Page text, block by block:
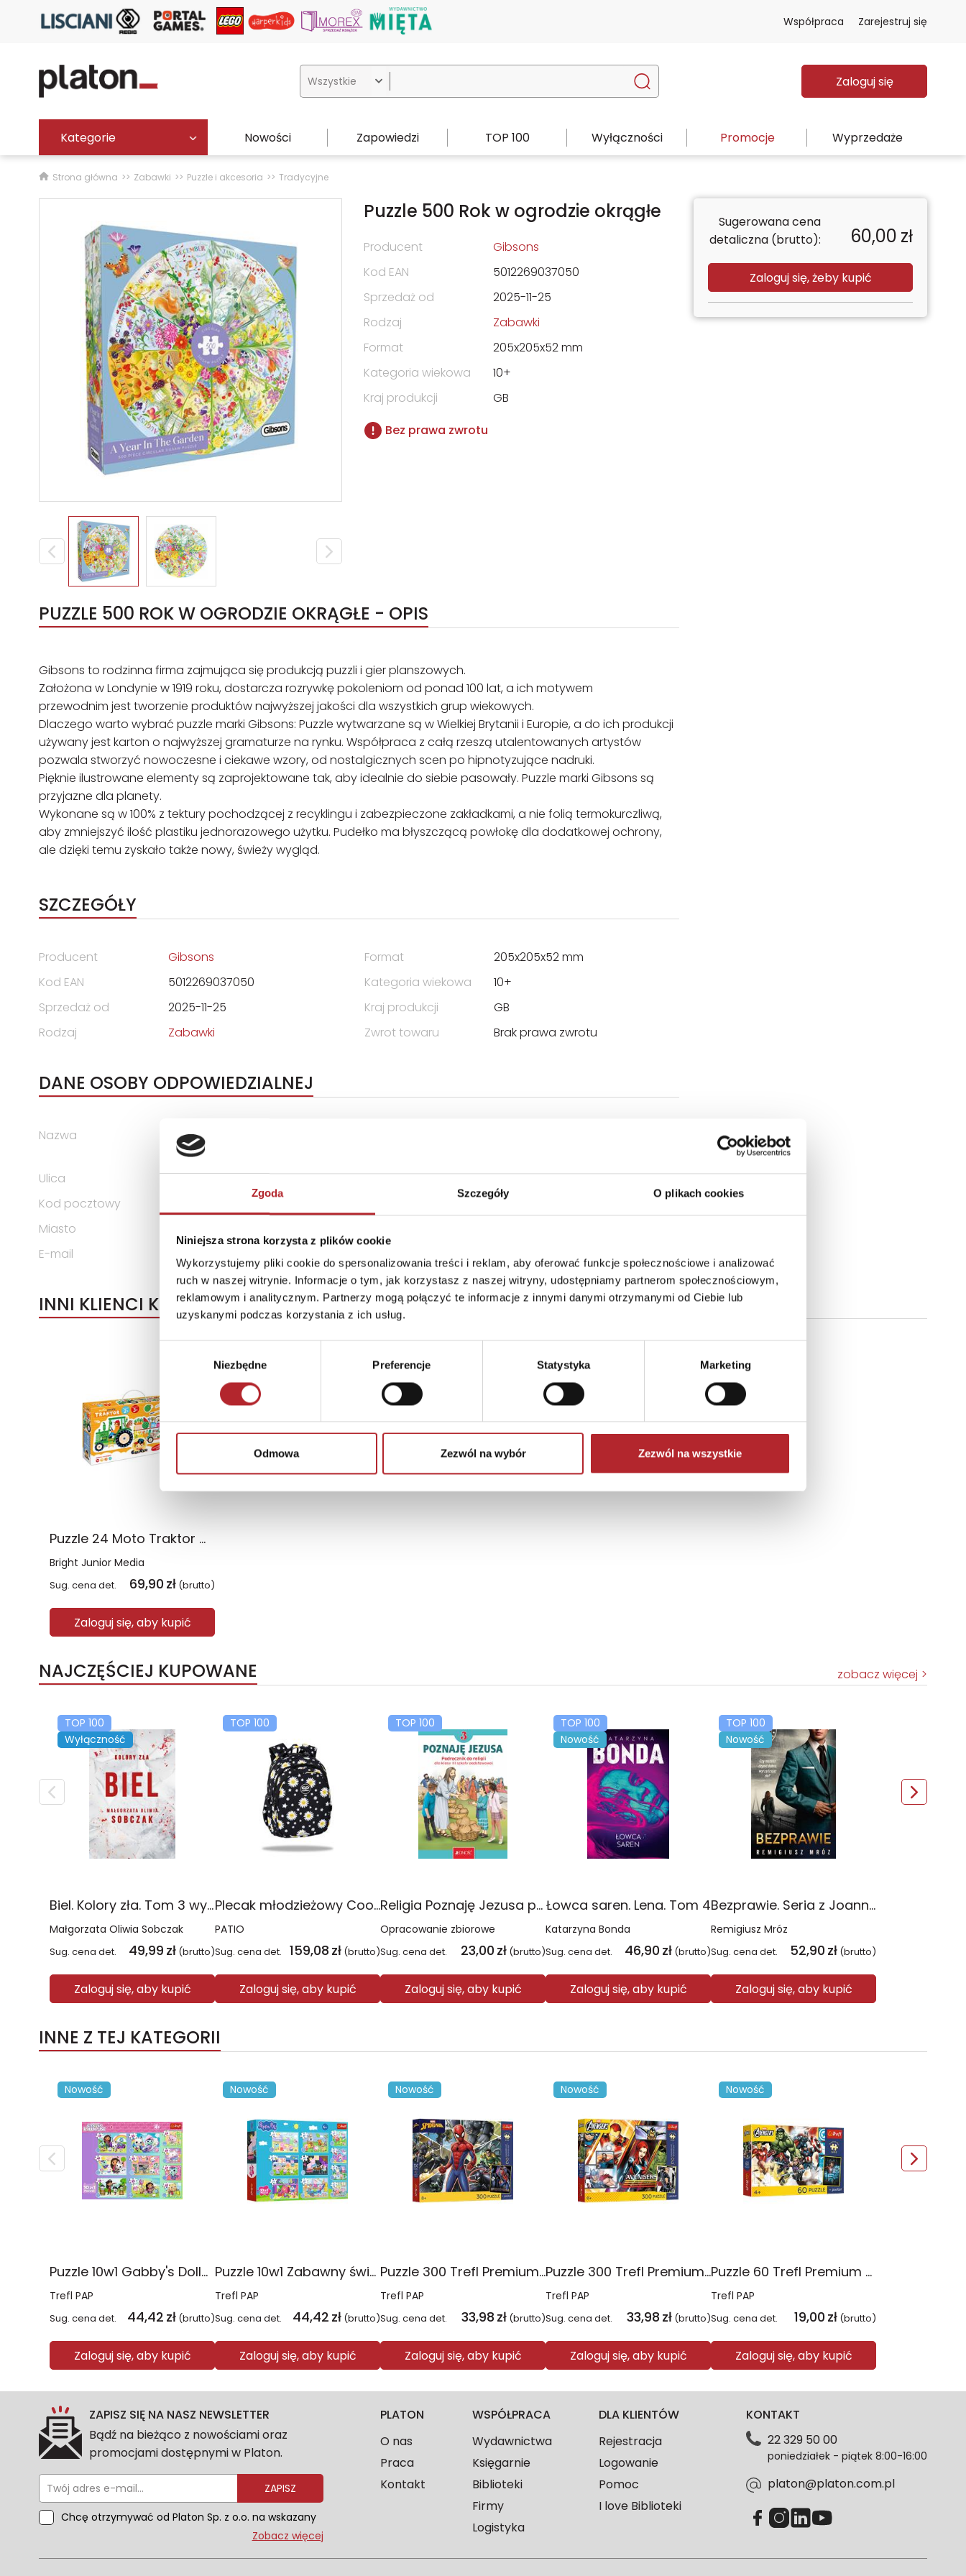
Zgoda Szczegóły O plikach cookies
Niniejsza strona korzysta z plików cookie
Wykorzystujemy pliki cookie do spersonalizowania treści i reklam, aby oferować funkcje społecznościowe i analizować
ruch w naszej witrynie. Informacje o tym, jak korzystasz z naszej witryny, udostępniamy partnerom społecznościowym,
reklamowym i analitycznym. Partnerzy mogą połączyć te informacje z innymi danymi otrzymanymi od Ciebie lub
uzyskanymi podczas korzystania z ich usług.
Niezbędne Preferencje Statystyka Marketing
Odmowa Zezwól na wybór Zezwól na wszystkie
Współpraca Zarejestruj się
 Zaloguj się
Kategorie Nowości Zapowiedzi TOP 100 Wyłączności Promocje Wyprzedaże
Strona główna Zabawki Puzzle i akcesoria Tradycyjne
Puzzle 500 Rok w ogrodzie okrągłe
Producent
Gibsons
Kod EAN
5012269037050
Sprzedaż od
2025-11-25
Rodzaj
Zabawki
Format
205x205x52 mm
Kategoria wiekowa
10+
Kraj produkcji
GB
Bez prawa zwrotu
PUZZLE 500 ROK W OGRODZIE OKRĄGŁE - OPIS
Gibsons to rodzinna firma zajmująca się produkcją puzzli i gier planszowych.
Założona w Londynie w 1919 roku, dostarcza rozrywkę pokoleniom od ponad 100 lat, a ich motywem
przewodnim jest tworzenie produktów najwyższej jakości dla wszystkich grup wiekowych.
Dlaczego warto wybrać puzzle marki Gibsons: Puzzle wytwarzane są w Wielkiej Brytanii i Europie, a do ich produkcji
używany jest karton o najwyższej gramaturze na rynku. Współpraca z całą rzeszą utalentowanych artystów
pozwala stworzyć nowoczesne i ciekawe wzory, od nostalgicznych scen po hipnotyzujące nadruki.
Pięknie ilustrowane elementy są zaprojektowane tak, aby idealnie do siebie pasowały. Puzzle marki Gibsons są
przyjazne dla planety.
Wykonane są w 100% z tektury pochodzącej z recyklingu i zabezpieczone zakładkami, a nie folią termokurczliwą,
aby zmniejszyć ilość plastiku jednorazowego użytku. Pudełko ma błyszczącą powłokę dla dodatkowej ochrony,
ale dzięki temu zyskało także nowy, świeży wygląd.
SZCZEGÓŁY
Producent
Gibsons
Kod EAN
5012269037050
Sprzedaż od
2025-11-25
Rodzaj
Zabawki
Format
205x205x52 mm
Kategoria wiekowa
10+
Kraj produkcji
GB
Zwrot towaru
Brak prawa zwrotu
DANE OSOBY ODPOWIEDZIALNEJ
Nazwa
G3 SPÓŁKA Z OGRANICZONĄ ODPOWIEDZIALNOŚCIĄ SPÓŁKA
KOMANDYTOWA
Ulica
ul. Spółdzielców 18A
Kod pocztowy
Miasto
E-mail
Sugerowana cena
detaliczna (brutto):
60,00 zł
Zaloguj się, żeby kupić
INNI KLIENCI KUPOWALI
Puzzle 24 Moto Traktor CzuCzu
Bright Junior Media
Sug. cena det. 69,90 zł (brutto)
Zaloguj się, aby kupić
NAJCZĘŚCIEJ KUPOWANE zobacz więcej
TOP 100
Wyłączność
Biel. Kolory zła. Tom 3 wyd. 2025
Małgorzata Oliwia Sobczak
Sug. cena det. 49,99 zł (brutto)
Zaloguj się, aby kupić
TOP 100
Plecak młodzieżowy Coolpack Jerry Daisy Black
PATIO
Sug. cena det. 159,08 zł (brutto)
Zaloguj się, aby kupić
TOP 100
Religia Poznaję Jezusa podręcznik dla klasy 3 szkoły podstawowej
Opracowanie zbiorowe
Sug. cena det. 23,00 zł (brutto)
Zaloguj się, aby kupić
TOP 100
Nowość
Łowca saren. Lena. Tom 4
Katarzyna Bonda
Sug. cena det. 46,90 zł (brutto)
Zaloguj się, aby kupić
TOP 100
Nowość
Bezprawie. Seria z Joanną Chyłką. Tom 20
Remigiusz Mróz
Sug. cena det. 52,90 zł (brutto)
Zaloguj się, aby kupić
INNE Z TEJ KATEGORII
Nowość
Puzzle 10w1 Gabby's Dollhouse Gabby i jej świat 96014
Trefl PAP
Sug. cena det. 44,42 zł (brutto)
Zaloguj się, aby kupić
Nowość
Puzzle 10w1 Zabawny świat Peppy 96013
Trefl PAP
Sug. cena det. 44,42 zł (brutto)
Zaloguj się, aby kupić
Nowość
Puzzle 300 Trefl Premium Plus Kids Disney Marvel Spiderman ukryty bohater 23047
Trefl PAP
Sug. cena det. 33,98 zł (brutto)
Zaloguj się, aby kupić
Nowość
Puzzle 300 Trefl Premium Plus Kids Disney Marvel the Avengers Siła Drużyny 23046
Trefl PAP
Sug. cena det. 33,98 zł (brutto)
Zaloguj się, aby kupić
Nowość
Puzzle 60 Trefl Premium Plus Kids Marvel Razem Silniejsi 17436
Trefl PAP
Sug. cena det. 19,00 zł (brutto)
Zaloguj się, aby kupić
ZAPISZ SIĘ NA NASZ NEWSLETTER
Bądź na bieżąco z nowościami oraz
promocjami dostępnymi w Platon.
ZAPISZ
Chcę otrzymywać od Platon Sp. z o.o. na wskazany
Wszelkie informacje dotyczące danych osobowych
Zobacz więcej
PLATON
O nas
Praca
Kontakt
WSPÓŁPRACA
Wydawnictwa
Księgarnie
Biblioteki
Firmy
Logistyka
DLA KLIENTÓW
Rejestracja
Logowanie
Pomoc
I love Biblioteki
KONTAKT
22 329 50 00
poniedziałek - piątek 8:00-16:00
platon@platon.com.pl